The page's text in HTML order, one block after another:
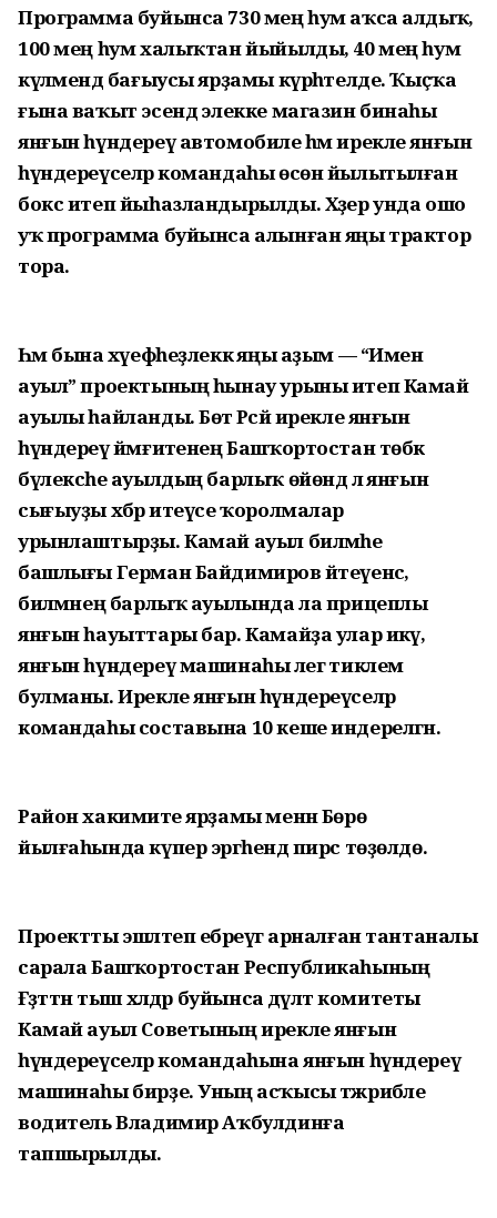
Программа буйынса 730 мең һум аҡса алдыҡ,
100 мең һум халыҡтан йыйылды, 40 мең һум
күләмендә бағыусы ярҙамы күрһәтелде. Ҡыҫҡа
ғына ваҡыт эсендә элекке магазин бинаһы
янғын һүндереү автомобиле һәм ирекле янғын
һүндереүселәр командаһы өсөн йылытылған
бокс итеп йыһазландырылды. Хәҙер унда ошо
уҡ программа буйынса алынған яңы трактор
тора.
Һәм бына хәүефһеҙлеккә яңы аҙым — “Имен
ауыл” проектының һынау урыны итеп Камай
ауылы һайланды. Бөтә Рәсәй ирекле янғын
һүндереү йәмғиәтенең Башҡортостан төбәк
бүлексәһе ауылдың барлыҡ өйөндә лә янғын
сығыуҙы хәбәр итеүсе ҡоролмалар
урынлаштырҙы. Камай ауыл биләмәһе
башлығы Герман Байдимиров әйтеүенсә,
биләмәнең барлыҡ ауылында ла прицеплы
янғын һауыттары бар. Камайҙа улар икәү, ә
янғын һүндереү машинаһы әлегә тиклем
булманы. Ирекле янғын һүндереүселәр
командаһы составына 10 кеше индерелгән.
Район хакимиәте ярҙамы менән Бөрө
йылғаһында күпер эргәһендә пирс төҙөлдө.
Проектты эшләтеп ебәреүгә арналған тантаналы
сарала Башҡортостан Республикаһының
Ғәҙәттән тыш хәлдәр буйынса дәүләт комитеты
Камай ауыл Советының ирекле янғын
һүндереүселәр командаһына янғын һүндереү
машинаһы бирҙе. Уның асҡысы тәжрибәле
водитель Владимир Аҡбулдинға
тапшырылды.